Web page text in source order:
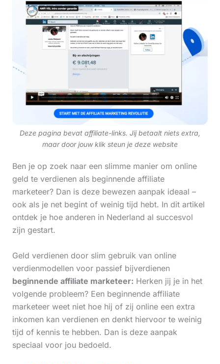
Deze pagina bevat affiliate-links. Jij betaalt niets extra,
maar door jouw klik steun je deze website
Ben je op zoek naar een slimme manier om online
geld te verdienen als beginnende affiliate
marketeer? Dan is deze bewezen aanpak ideaal –
ook als je net begint of weinig tijd hebt. In dit artikel
ontdek je hoe anderen in Nederland al succesvol
zijn gestart.
Geld verdienen door slim gebruik van online
verdienmodellen voor passief bijverdienen
beginnende affiliate marketeer: Herken jij je in het
volgende probleem? Een beginnende affiliate
marketeer weet niet hoe hij of zij online een extra
inkomen kan verdienen en denkt hiervoor te weinig
tijd of kennis te hebben. Dan is deze aanpak
speciaal voor jou bedoeld.